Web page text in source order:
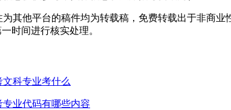
为其他平台的稿件均为转载稿，免费转载出于非商
时间进行核实处理。
文科专业考什么
专业代码有哪些内容